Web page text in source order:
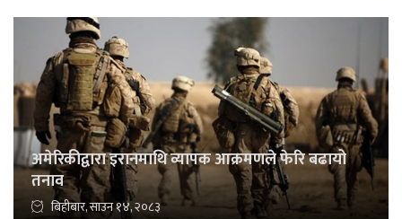
अमेरिकीद्वारा इरानमाथि व्यापक आक्रमणले फेरि बढायो
तनाव
बिहीबार, साउन १४, २०८३